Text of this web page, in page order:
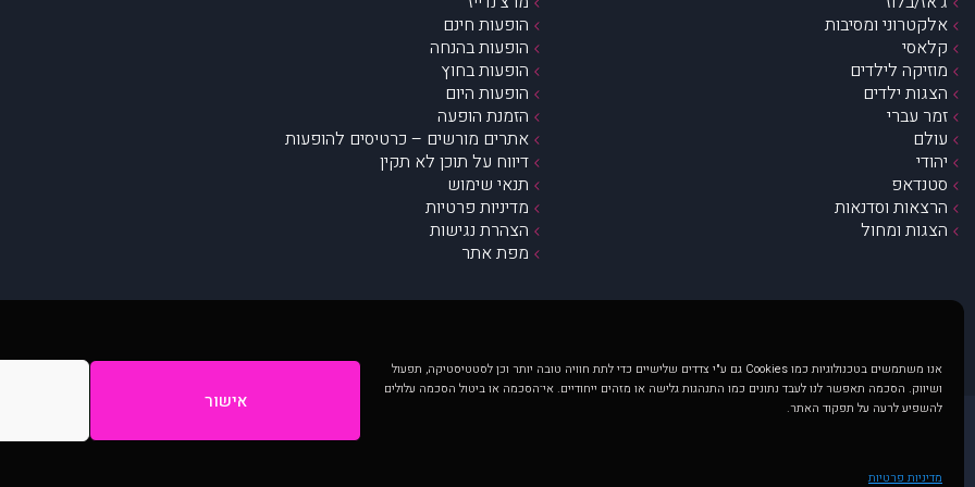
אנו משתמשים בטכנולוגיות כמו Cookies גם ע"י צדדים שלישיים כדי לתת חוויה טובה יותר וכן לסטטיסטיקה, תפעול
ושיווק. הסכמה תאפשר לנו לעבד נתונים כמו התנהגות גלישה או מזהים ייחודיים. אי־הסכמה או ביטול הסכמה עלולים
להשפיע לרעה על תפקוד האתר.
אישור
מדיניות פרטיות
אלקטרוני ומסיבות
קלאסי
מוזיקה לילדים
הצגות ילדים
זמר עברי
עולם
יהודי
סטנדאפ
הרצאות וסדנאות
הצגות ומחול
הופעות חינם
הופעות בהנחה
הופעות בחוץ
הופעות היום
הזמנת הופעה
אתרים מורשים – כרטיסים להופעות
דיווח על תוכן לא תקין
תנאי שימוש
מדיניות פרטיות
הצהרת נגישות
מפת אתר